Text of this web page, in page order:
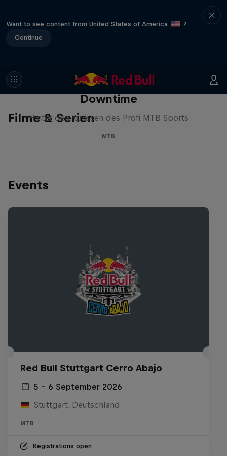
Want to see content from United States of America
?
Continue
Filme & Serien
Downtime
Hinter den Kulissen des Profi MTB Sports
MTB
Events
Red Bull Stuttgart Cerro Abajo
5 – 6 September 2026
Stuttgart, Deutschland
MTB
Registrations open